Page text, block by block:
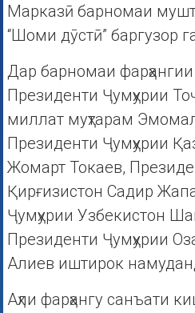
Марказӣ барномаи
“Шоми дӯстӣ” баргузор
Дар барномаи
Президенти Ҷумҳурии
миллат муҳтарам
Президенти Ҷумҳурии
Жомарт Токаев,
Қирғизистон Садир
Ҷумҳурии Узбекистон
Президенти Ҷумҳурии
Алиев иштирок
Аҳли фарҳангу санъати